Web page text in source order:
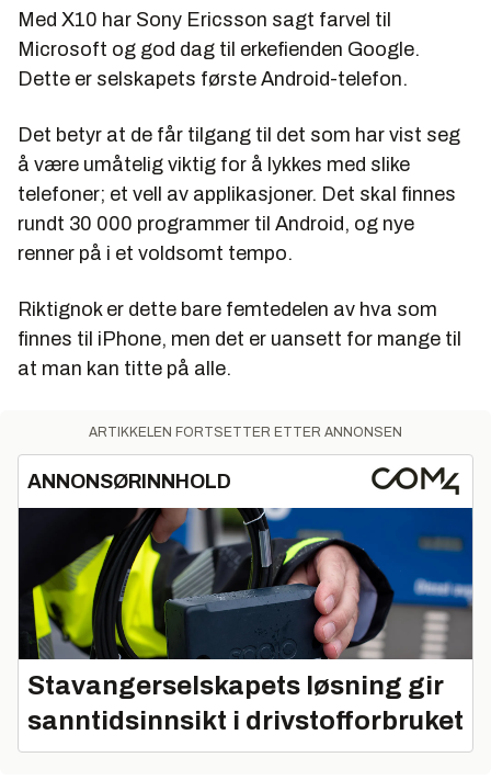
Med X10 har Sony Ericsson sagt farvel til
Microsoft og god dag til erkefienden Google.
Dette er selskapets første Android-telefon.
Det betyr at de får tilgang til det som har vist seg
å være umåtelig viktig for å lykkes med slike
telefoner; et vell av applikasjoner. Det skal finnes
rundt 30 000 programmer til Android, og nye
renner på i et voldsomt tempo.
Riktignok er dette bare femtedelen av hva som
finnes til iPhone, men det er uansett for mange til
at man kan titte på alle.
ARTIKKELEN FORTSETTER ETTER ANNONSEN
ANNONSØRINNHOLD
Stavangerselskapets løsning gir
sanntidsinnsikt i drivstofforbruket